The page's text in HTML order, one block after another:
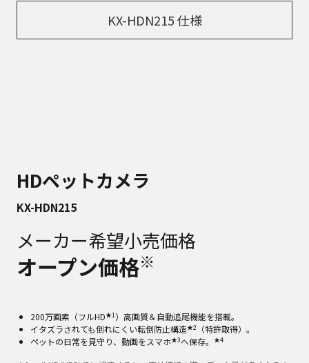
KX-HDN215 仕様
HDペットカメラ
KX-HDN215
メーカー希望小売価格
オープン価格※
200万画素（フルHD★1）高画質＆自動追尾機能を搭載。
イタズラされても倒れにくい転倒防止構造★2
（特許取得）。
ペットの日常を見守り、動画をスマホ★3へ保存。 ★4